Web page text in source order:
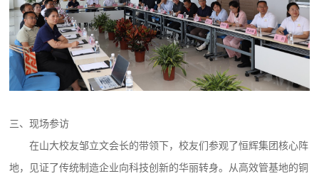
三、现场参访
在山大校友邹立文会长的带领下，校友们参观了恒辉集团核心阵
地，见证了传统制造企业向科技创新的华丽转身。从高效管基地的铜